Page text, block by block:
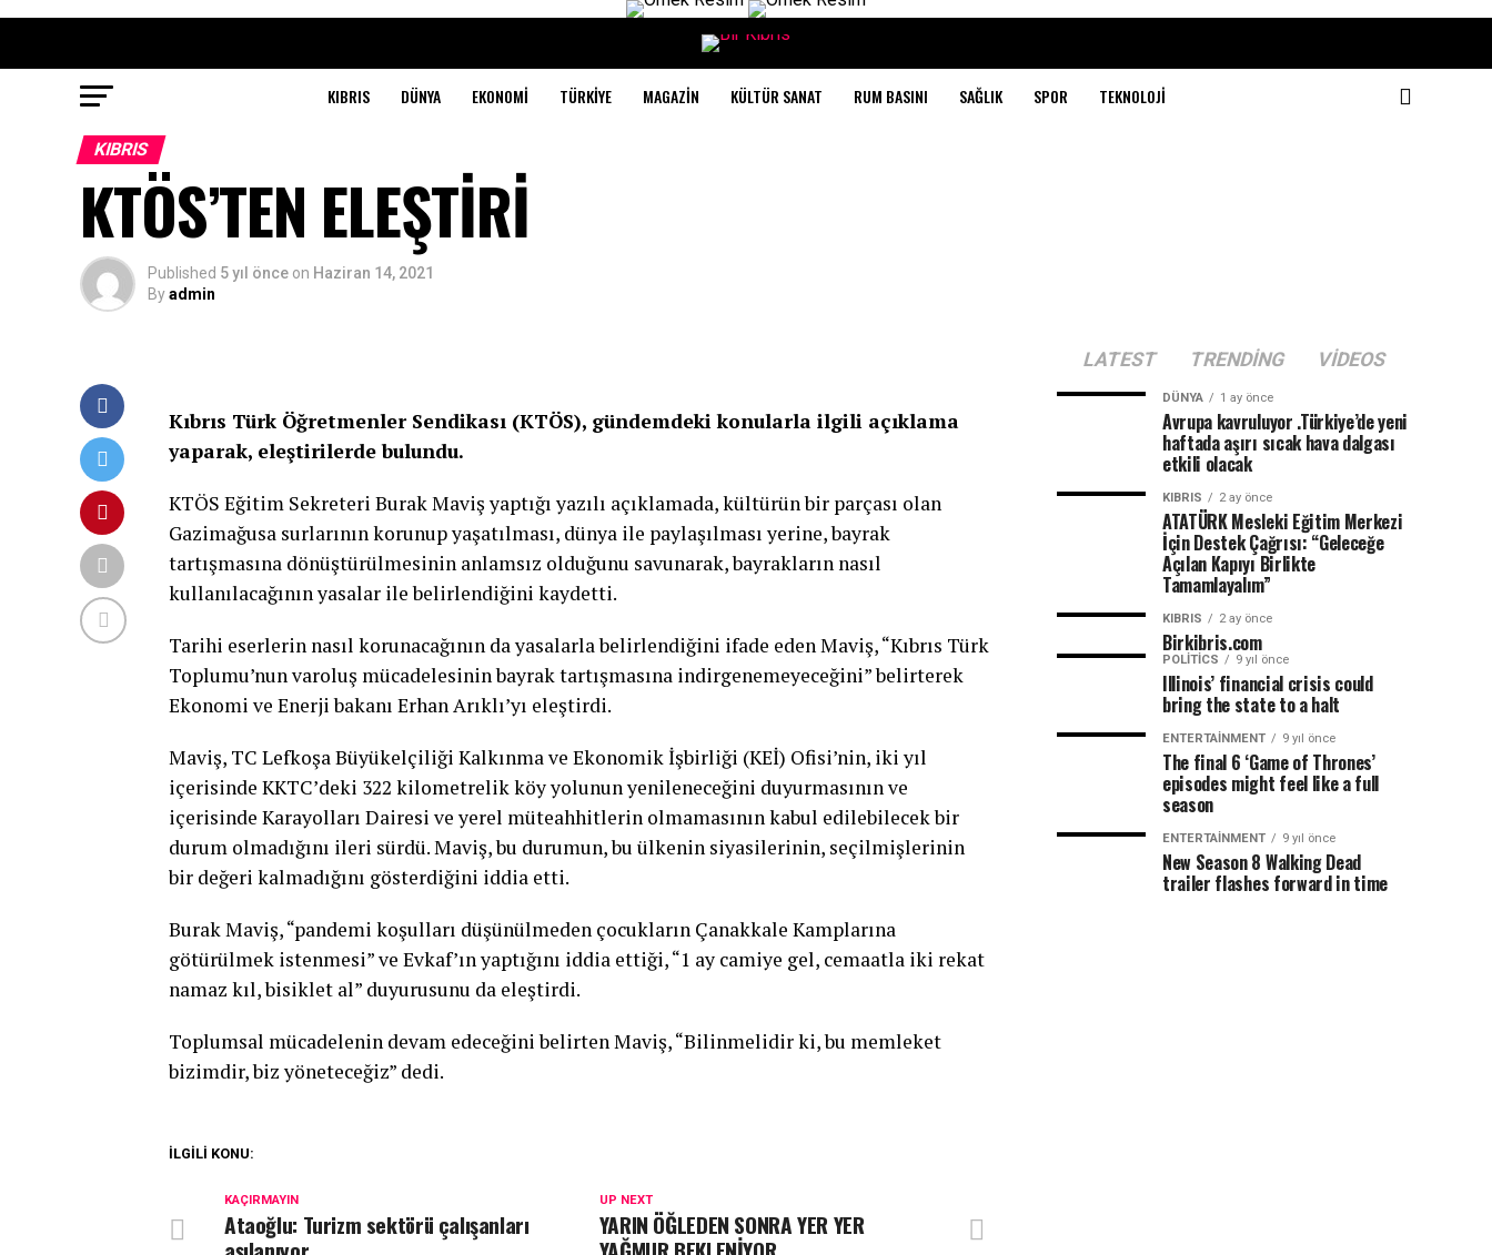
KIBRIS DÜNYA EKONOMI TÜRKIYE MAGAZIN KÜLTÜR SANAT RUM BASINI SAĞLIK SPOR TEKNOLOJI
KIBRIS
KTÖS’TEN ELEŞTİRİ
Published 5 yıl önce on Haziran 14, 2021
Byadmin
Kıbrıs Türk Öğretmenler Sendikası (KTÖS), gündemdeki konularla ilgili açıklama
yaparak, eleştirilerde bulundu.
KTÖS Eğitim Sekreteri Burak Maviş yaptığı yazılı açıklamada, kültürün bir parçası olan
Gazimağusa surlarının korunup yaşatılması, dünya ile paylaşılması yerine, bayrak
tartışmasına dönüştürülmesinin anlamsız olduğunu savunarak, bayrakların nasıl
kullanılacağının yasalar ile belirlendiğini kaydetti.
Tarihi eserlerin nasıl korunacağının da yasalarla belirlendiğini ifade eden Maviş, “Kıbrıs Türk
Toplumu’nun varoluş mücadelesinin bayrak tartışmasına indirgenemeyeceğini” belirterek
Ekonomi ve Enerji bakanı Erhan Arıklı’yı eleştirdi.
Maviş, TC Lefkoşa Büyükelçiliği Kalkınma ve Ekonomik İşbirliği (KEİ) Ofisi’nin, iki yıl
içerisinde KKTC’deki 322 kilometrelik köy yolunun yenileneceğini duyurmasının ve
içerisinde Karayolları Dairesi ve yerel müteahhitlerin olmamasının kabul edilebilecek bir
durum olmadığını ileri sürdü. Maviş, bu durumun, bu ülkenin siyasilerinin, seçilmişlerinin
bir değeri kalmadığını gösterdiğini iddia etti.
Burak Maviş, “pandemi koşulları düşünülmeden çocukların Çanakkale Kamplarına
götürülmek istenmesi” ve Evkaf’ın yaptığını iddia ettiği, “1 ay camiye gel, cemaatla iki rekat
namaz kıl, bisiklet al” duyurusunu da eleştirdi.
Toplumsal mücadelenin devam edeceğini belirten Maviş, “Bilinmelidir ki, bu memleket
bizimdir, biz yöneteceğiz” dedi.
İLGİLİ KONU:
UP NEXT
YARIN ÖĞLEDEN SONRA YER YER
KAÇIRMAYIN
Ataoğlu: Turizm sektörü çalışanları
LATEST TRENDING VIDEOS
DÜNYA 1 ay önce
Avrupa kavruluyor .Türkiye’de yeni
haftada aşırı sıcak hava dalgası
etkili olacak
KIBRIS 2 ay önce
ATATÜRK Mesleki Eğitim Merkezi
İçin Destek Çağrısı: “Geleceğe
Açılan Kapıyı Birlikte
Tamamlayalım”
KIBRIS 2 ay önce
Birkibris.com
POLITICS 9 yıl önce
Illinois’ financial crisis could
bring the state to a halt
ENTERTAINMENT 9 yıl önce
The final 6 ‘Game of Thrones’
episodes might feel like a full
season
ENTERTAINMENT 9 yıl önce
New Season 8 Walking Dead
trailer flashes forward in time